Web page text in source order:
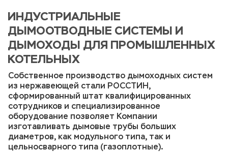
ИНДУСТРИАЛЬНЫЕ
ДЫМООТВОДНЫЕ СИСТЕМЫ И
ДЫМОХОДЫ ДЛЯ ПРОМЫШЛЕННЫХ
КОТЕЛЬНЫХ
Собственное производство дымоходных систем
из нержавеющей стали РОССТИН,
сформированный штат квалифицированных
сотрудников и специализированное
оборудование позволяет Компании
изготавливать дымовые трубы больших
диаметров, как модульного типа, так и
цельносварного типа (газоплотные).